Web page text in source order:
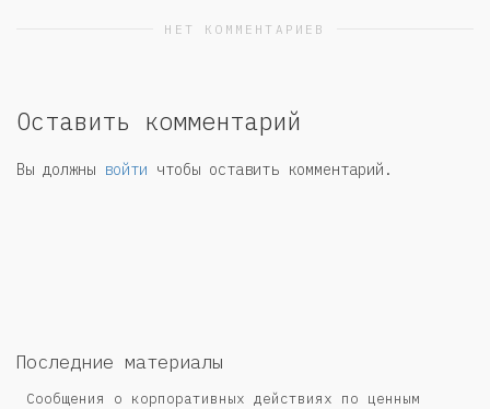
НЕТ КОММЕНТАРИЕВ
Оставить комментарий
Вы должны войти чтобы оставить комментарий.
Последние материалы
Сообщения о корпоративных действиях по ценным